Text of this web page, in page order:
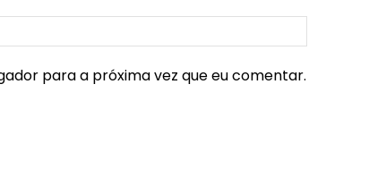
para a próxima vez que eu comentar.